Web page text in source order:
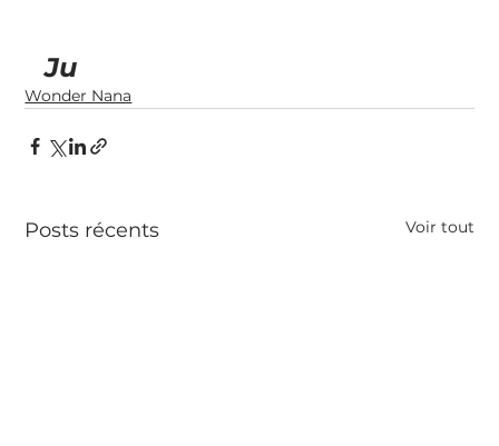
Ju
Wonder Nana
Posts récents Voir tout